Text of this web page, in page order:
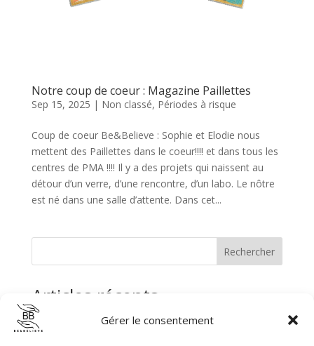
Gérer le consentement
Notre coup de coeur : Magazine Paillettes
Sep 15, 2025 | Non classé, Périodes à risque
Coup de coeur Be&Believe : Sophie et Elodie nous
mettent des Paillettes dans le coeur!!!! et dans tous les
centres de PMA !!!! Il y a des projets qui naissent au
détour d’un verre, d’une rencontre, d’un labo. Le nôtre
est né dans une salle d’attente. Dans cet...
Rechercher
Articles récents
La HAS – Certification de la prévention des Violences
sexuelles et sexistes